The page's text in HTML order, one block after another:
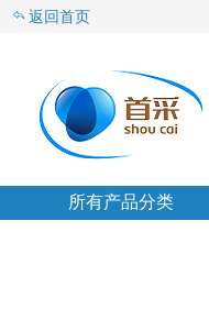
返回首页
所有产品分类